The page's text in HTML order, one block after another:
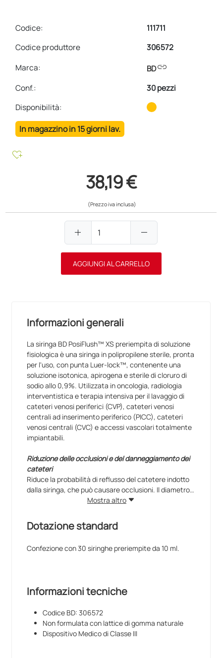
Codice:
111711
Codice produttore
306572
Marca:
BDlink
Conf.:
30 pezzi
Disponibilità:
In magazzino in 15 giorni lav.
heart_plus
38,19 €
(Prezzo iva inclusa)
add remove
AGGIUNGI AL CARRELLO
Informazioni generali
La siringa BD PosiFlush™ XS preriempita di soluzione
fisiologica è una siringa in polipropilene sterile, pronta
per l'uso, con punta Luer-lock™, contenente una
soluzione isotonica, apirogena e sterile di cloruro di
sodio allo 0,9%. Utilizzata in oncologia, radiologia
interventistica e terapia intensiva per il lavaggio di
cateteri venosi periferici (CVP), cateteri venosi
centrali ad inserimento periferico (PICC), cateteri
venosi centrali (CVC) e accessi vascolari totalmente
impiantabili.
Riduzione delle occlusioni e del danneggiamento dei
cateteri
Riduce la probabilità di reflusso del catetere indotto
dalla siringa, che può causare occlusioni. Il diametro
di 10 ml contribuisce a diminuire il rischio di
pressione di iniezione.
Il copripunta Luer-lock™ aiuta a evitare le
medicazione
Contenuto della siringa facilmente identificabile e
stampa in neretto per maggiore chiarezza.
Mostra altro
Dotazione standard
Confezione con 30 siringhe preriempite da 10 ml.
Informazioni tecniche
Codice BD: 306572
Non formulata con lattice di gomma naturale
Dispositivo Medico di Classe III